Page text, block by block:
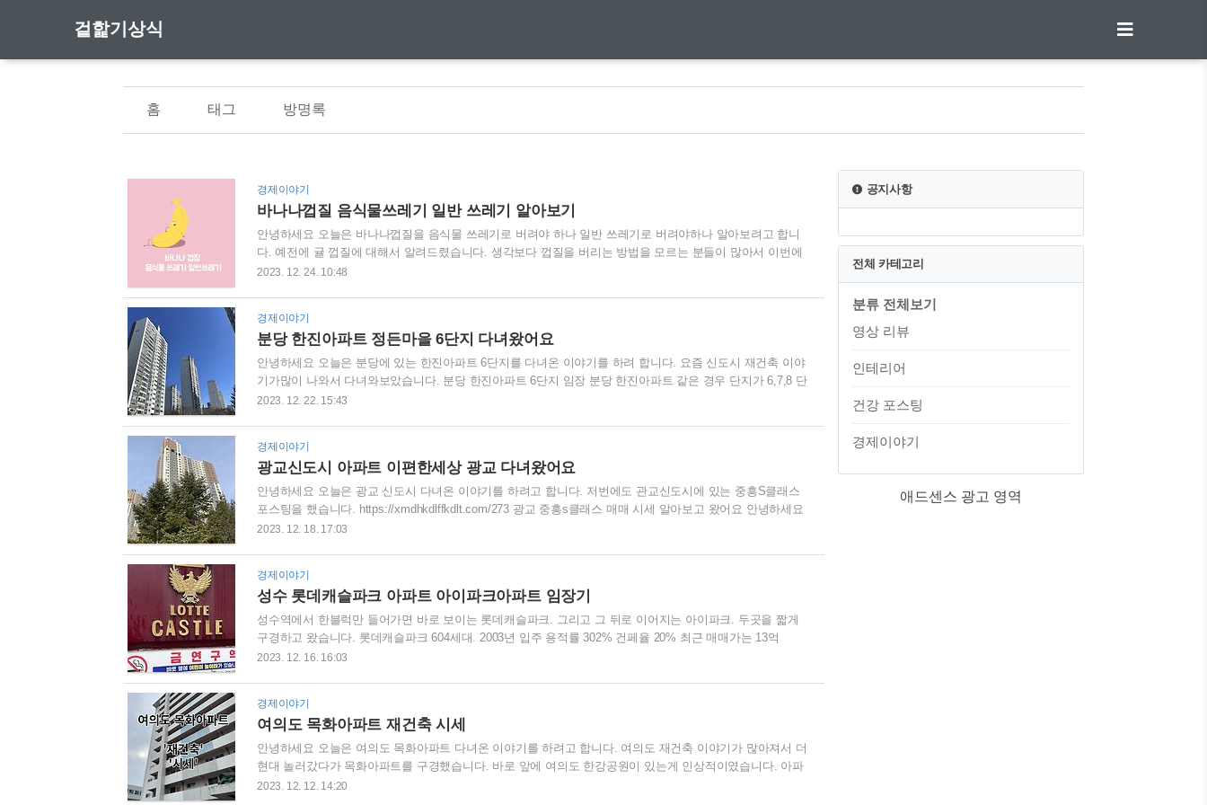
겉핥기상식
홈 태그 방명록
경제이야기
바나나껍질 음식물쓰레기 일반 쓰레기 알아보기
안녕하세요 오늘은 바나나껍질을 음식물 쓰레기로 버려야 하나 일반 쓰레기로 버려야하나 알아보려고 합니
다. 예전에 귤 껍질에 대해서 알려드렸습니다. 생각보다 껍질을 버리는 방법을 모르는 분들이 많아서 이번에
는 바나나껍질을 소개하려고 합니다. 바나나껍질 음식물쓰레기 일반 쓰레기 정답부터 말씀을 드리면 바나나
니다. 좀 어렵다고 생각하시는 분들은 딱딱한것은 동물이 먹지 못한다고 생각하시면 됩니다. 딱딱한 씨앗이
나 껍질은 동물이 먹을 수 없으니 일반 쓰레기로 버려야 합니다. 바나나 껍질은 딱딱하나요? 아닙니다. 그..
2023. 12. 24. 10:48
경제이야기
분당 한진아파트 정든마을 6단지 다녀왔어요
안녕하세요 오늘은 분당에 있는 한진아파트 6단지를 다녀온 이야기를 하려 합니다. 요즘 신도시 재건축 이야
기가많이 나와서 다녀와보았습니다. 분당 한진아파트 6단지 임장 분당 한진아파트 같은 경우 단지가 6,7,8 단
지로 나누어져 있습니다. 오늘은 먼저 6단지를 보려고 합니다. 저번에는 정든마을 동아아파트를 다녀왔는데
느낀게 아파트와 아파트 사이에 걷기 좋은 거리및 공원을 만들어서 초등학교까지 걸어가기 좋게 만들어놨습
니다. 오늘다녀온 한진아파트 같은 경우도 바로 옆에 초등학교가 있습니다. 탄천초등학교가..
2023. 12. 22. 15:43
경제이야기
광교신도시 아파트 이편한세상 광교 다녀왔어요
안녕하세요 오늘은 광교 신도시 다녀온 이야기를 하려고 합니다. 저번에도 관교신도시에 있는 중흥S클래스
포스팅을 했습니다. https://xmdhkdlffkdlt.com/273 광교 중흥s클래스 매매 시세 알아보고 왔어요 안녕하세요
오늘은 광교에 있는 중흥s클래스 다녀온 이야기를 하려고 합니다. 광교에 가면 꼭 가야한다는 갤러리아 광교
신도시 아파트 이편한세상 광교 보이시는거처럼 1970세대의 대단지 입니다. 총 22개동으로 되어 있어서 단
지 안에만 돌아다녀도 산책이 될 정도 입니다. 평수는..
2023. 12. 18. 17:03
경제이야기
성수 롯데캐슬파크 아파트 아이파크아파트 임장기
성수역에서 한블럭만 들어가면 바로 보이는 롯데캐슬파크. 그리고 그 뒤로 이어지는 아이파크. 두곳을 짧게
구경하고 왔습니다. 롯데캐슬파크 604세대. 2003년 입주 용적률 302% 건페율 20% 최근 매매가는 13억
9,000만원이네요. 롯데캐슬이 동간 거리가 더 넓었어요. 그리고 아이파크보다 단지 안이 더 걷기 좋아요 지하
수동2가 성수아이파크 656세대. 2003년 입주 용적률 310% 건폐율 20% 32평 기준 최근 매매가 13억 7,000만
원입니다. 여기는 사진을 못 찍어서 네이버에서..
2023. 12. 16. 16:03
경제이야기
여의도 목화아파트 재건축 시세
안녕하세요 오늘은 여의도 목화아파트 다녀온 이야기를 하려고 합니다. 여의도 재건축 이야기가 많아져서 더
현대 놀러갔다가 목화아파트를 구경했습니다. 바로 앞에 여의도 한강공원이 있는게 인상적이였습니다. 아파
트에서 횡단보도를 건너면 바로 한강공원입니다. 보통 한강공원 앞에 아파트는 굴다리를 건너야 한강이 나오
2023. 12. 12. 14:20
공지사항
전체 카테고리
분류 전체보기
영상 리뷰
인테리어
건강 포스팅
경제이야기
애드센스 광고 영역